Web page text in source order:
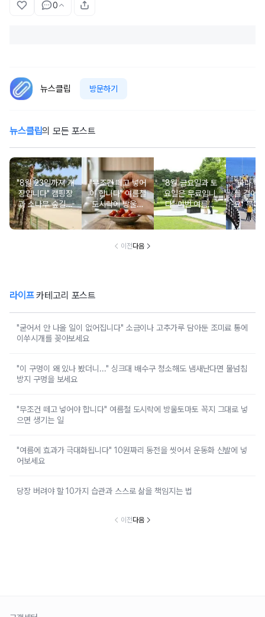
0
뉴스클립 방문하기
뉴스클립의 모든 포스트
"8월 23일까지 개
장입니다" 캠핑장
과 소나무 숲길이
붙어있는 조용한
남해 해수욕장
"무조건 떼고 넣어
야 합니다" 여름철
도시락에 방울토
마토 꼭지 그대로
넣으면 생기는 일
"8월 금요일과 토
요일은 무료입니
다" 이번 여름에
무료로 입장 가능
한 의미 있는 여행
"바다 위
를 걸어
요" 무더
만드는
풍경
이전다음
라이프카테고리 포스트
"굳어서 안 나올 일이 없어집니다" 소금이나 고추가루 담아둔 조미료 통에
이쑤시개를 꽂아보세요
"이 구멍이 왜 있나 봤더니..." 싱크대 배수구 청소해도 냄새난다면 물넘침
방지 구멍을 보세요
"무조건 떼고 넣어야 합니다" 여름철 도시락에 방울토마토 꼭지 그대로 넣
으면 생기는 일
"여름에 효과가 극대화됩니다" 10원짜리 동전을 씻어서 운동화 신발에 넣
어보세요
당장 버려야 할 10가지 습관과 스스로 삶을 책임지는 법
이전다음